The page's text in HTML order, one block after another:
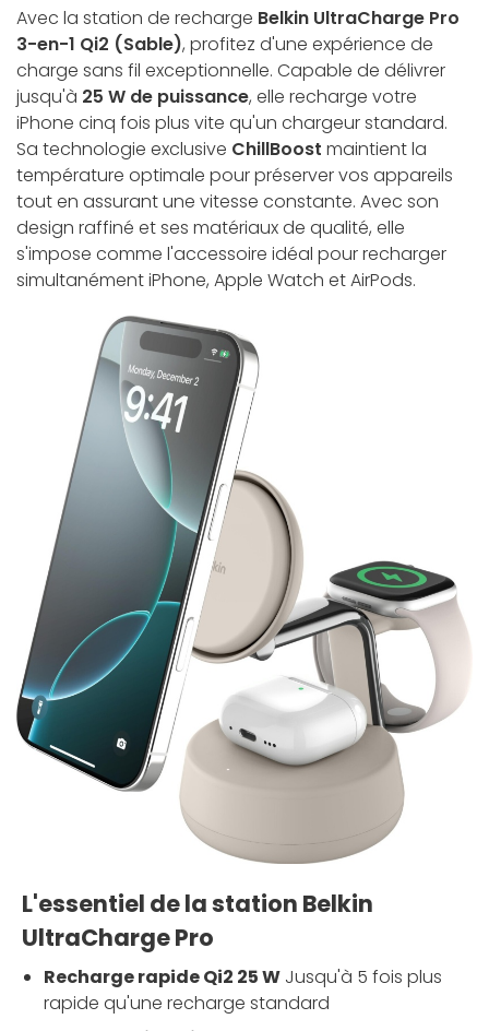
Avec la station de recharge Belkin UltraCharge Pro
3-en-1 Qi2 (Sable), profitez d'une expérience de
charge sans fil exceptionnelle. Capable de délivrer
jusqu'à 25 W de puissance, elle recharge votre
iPhone cinq fois plus vite qu'un chargeur standard.
Sa technologie exclusive ChillBoost maintient la
température optimale pour préserver vos appareils
tout en assurant une vitesse constante. Avec son
design raffiné et ses matériaux de qualité, elle
s'impose comme l'accessoire idéal pour recharger
simultanément iPhone, Apple Watch et AirPods.
L'essentiel de la station Belkin
UltraCharge Pro
Recharge rapide Qi2 25 W Jusqu'à 5 fois plus
rapide qu'une recharge standard